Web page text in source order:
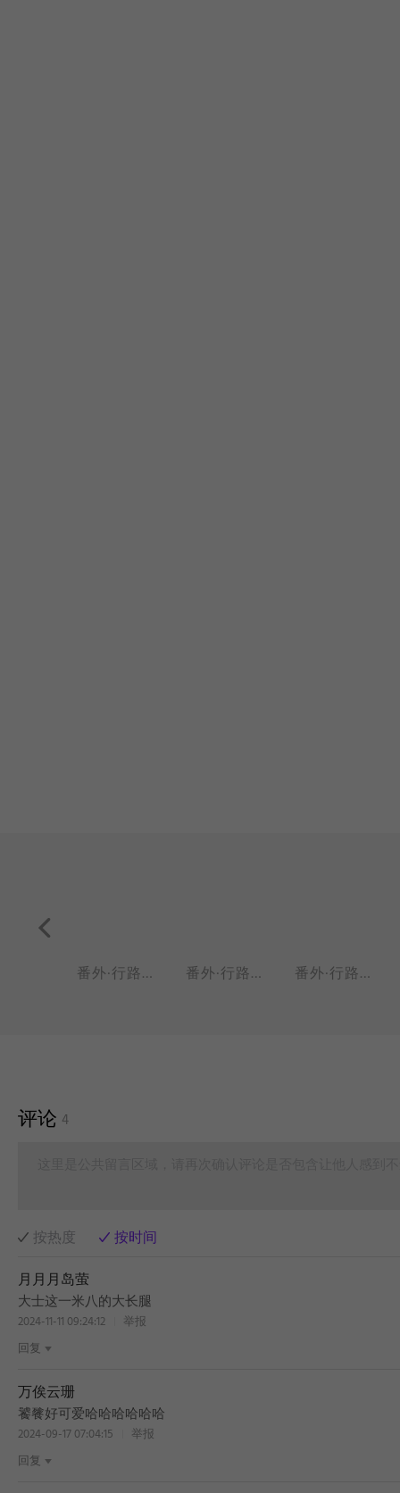
番外·行路难01 番外·行路难02：多歧路，今安在？ 番外·行路难03：长风破浪会有时，直挂云帆济沧海。
评论 4
按热度
按时间
月月月岛萤
大士这一米八的大长腿
2024-11-11 09:24:12
举报
回复
万俟云珊
饕餮好可爱哈哈哈哈哈哈
2024-09-17 07:04:15
举报
回复